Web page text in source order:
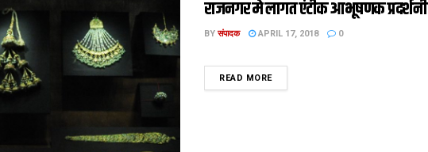
राजनगर मे लागत एंटीक आभूषणक प्रदर्शनी
BY संपादक APRIL 17, 2018 0
READ MOREDETAILS